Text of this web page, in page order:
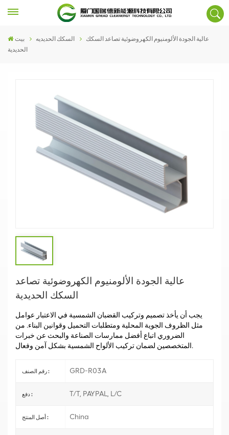
بيت السكك الحديديه
عالية الجودة الألومنيوم الكهروضوئية تصاعد السكك
الحديدية
عالية الجودة الألومنيوم الكهروضوئية تصاعد
السكك الحديدية
يجب أن يأخذ تصميم وتركيب القضبان الشمسية في الاعتبار عوامل
مثل الظروف الجوية المحلية ومتطلبات التحميل وقوانين البناء. من
الضروري اتباع أفضل ممارسات الصناعة والبحث عن خبرات
المتخصصين لضمان تركيب الألواح الشمسية بشكل آمن وفعال.
رقم الصنف : GRD-R03A
دفع : T/T, PAYPAL, L/C
أصل المنتج : China